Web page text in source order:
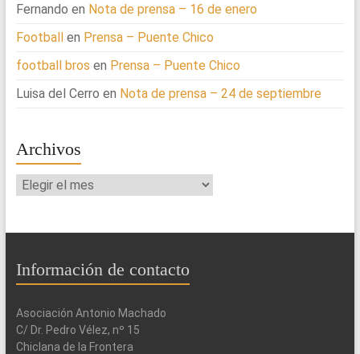
Fernando en Nota de prensa – 16 de enero
Footballen Prensa – Puente Chico
football bros en Prensa – Puente Chico
Luisa del Cerro en Nota de prensa – 24 de septiembre
Archivos
Archivos
Información de contacto
Asociación Antonio Machado
C/ Dr. Pedro Vélez, nº 15
Chiclana de la Frontera